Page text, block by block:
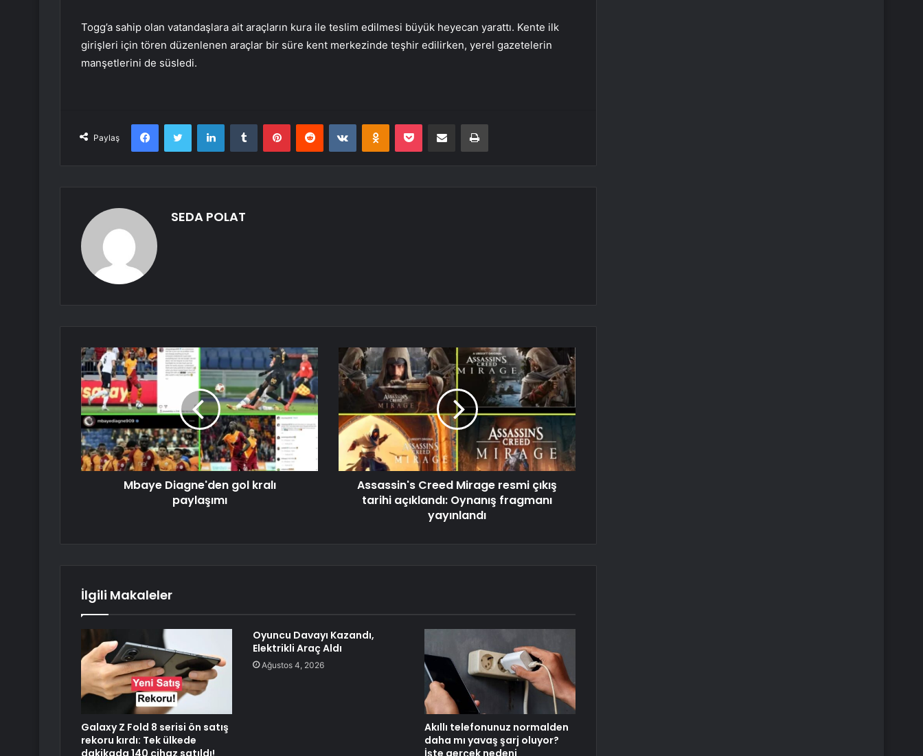
Togg’a sahip olan vatandaşlara ait araçların kura ile teslim edilmesi büyük heyecan yarattı. Kente ilk
girişleri için tören düzenlenen araçlar bir süre kent merkezinde teşhir edilirken, yerel gazetelerin
manşetlerini de süsledi.
Paylaş
FacebookTwitter LinkedInTumblr PinterestReddit VKontakteOdnoklassniki
Pocket E-Posta ile paylaş Yazdır
SEDA POLAT
Mbaye Diagne'den gol kralı
paylaşımı
Assassin's Creed Mirage resmi çıkış
tarihi açıklandı: Oynanış fragmanı
yayınlandı
İlgili Makaleler
Galaxy Z Fold 8 serisi ön satış
rekoru kırdı: Tek ülkede
Oyuncu Davayı Kazandı,
Elektrikli Araç Aldı
Ağustos 4, 2026
Akıllı telefonunuz normalden
daha mı yavaş şarj oluyor?